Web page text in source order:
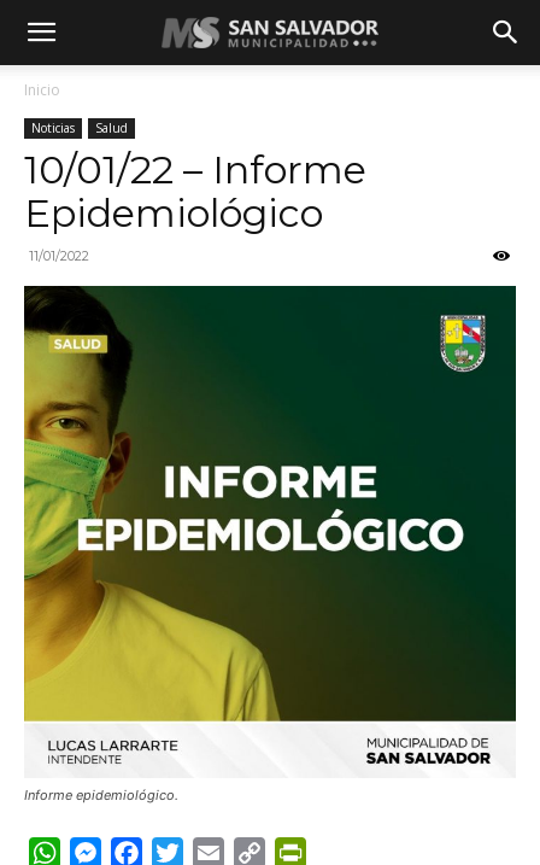
Inicio
Noticias Salud
10/01/22 – Informe
Epidemiológico
11/01/2022
Informe epidemiológico.
WhatsApp
Messenger
FacebookTwitterEmail Copy